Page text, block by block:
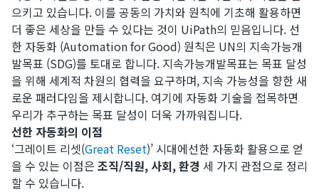
으키고 있습니다. 이를 공동의 가치와 원칙에 기초해 활용하면
더 좋은 세상을 만들 수 있다는 것이 UiPath의 믿음입니다. 선
한 자동화 (Automation for Good) 원칙은 UN의 지속가능개
발목표 (SDG)를 토대로 합니다. 지속가능개발목표는 목표 달성
을 위해 세계적 차원의 협력을 요구하며, 지속 가능성을 향한 새
로운 패러다임을 제시합니다. 여기에 자동화 기술을 접목하면
우리가 추구하는 목표 달성이 더욱 가까워집니다.
선한 자동화의 이점
‘그레이트 리셋(Great Reset)’ 시대에선한 자동화 활용으로 얻
을 수 있는 이점은 조직/직원, 사회, 환경 세 가지 관점으로 정리
할 수 있습니다.